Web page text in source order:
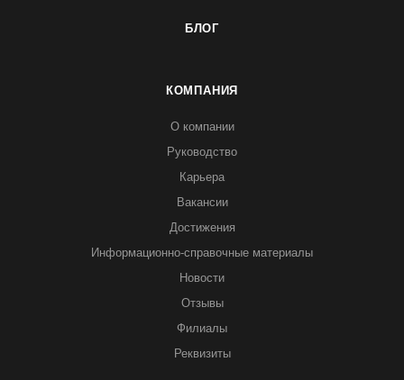
БЛОГ
КОМПАНИЯ
О компании
Руководство
Карьера
Вакансии
Достижения
Информационно-справочные материалы
Новости
Отзывы
Филиалы
Реквизиты